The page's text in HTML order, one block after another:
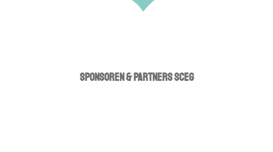
SPONSOREN & PARTNERS SCEG